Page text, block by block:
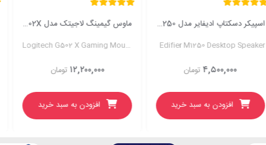
اسپیکر دسکتاپ ادیفایر مدل M1250
Edifier M1250 Desktop Speaker
تومان ۴,۵۰۰,۰۰۰
افزودن به سبد خرید
ماوس گیمینگ لاجیتک مدل Logitech G502X
Logitech G502 X Gaming Mouse
تومان ۱۲,۲۰۰,۰۰۰
افزودن به سبد خرید